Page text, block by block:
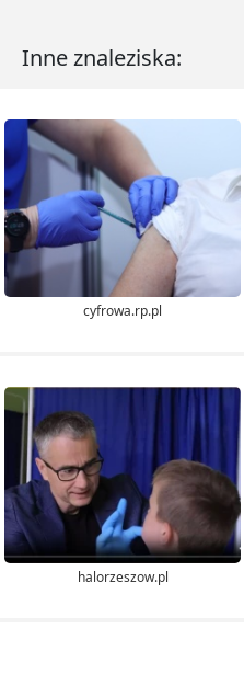
Inne znaleziska:
cyfrowa.rp.pl
halorzeszow.pl